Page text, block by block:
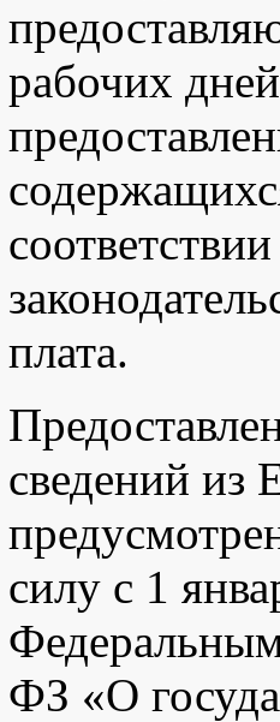
рабочих
плата.
сведений из
силу с 1
ФЗ «О